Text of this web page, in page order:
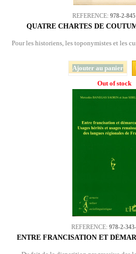
REFERENCE: 978-2-
QUATRE CHARTES DE
Pour les historiens, les toponymistes et les
Ajouter au panier
Out of stock
REFERENCE: 978-2-
ENTRE FRANCISATION ET